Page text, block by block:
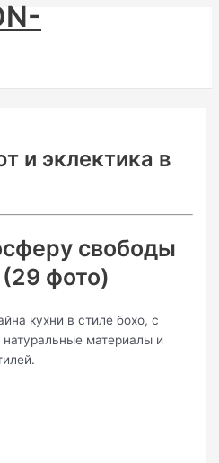
и эклектика в
свободы
(29 фото)
кухни в стиле бохо, с
материалы и